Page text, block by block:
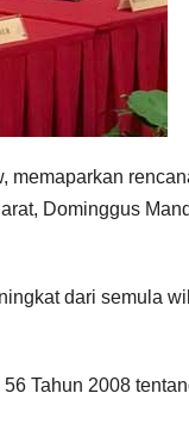
memaparkan
Dominggus
dari semula
Tahun 2008